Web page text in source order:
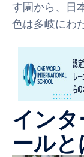
す園から、日
色は多岐にわ
イン
ールと